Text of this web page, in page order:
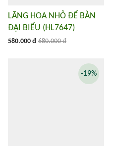
LÃNG HOA NHỎ ĐỂ BÀN
ĐẠI BIỂU (HL7647)
580.000 đ 680.000 đ
-19%